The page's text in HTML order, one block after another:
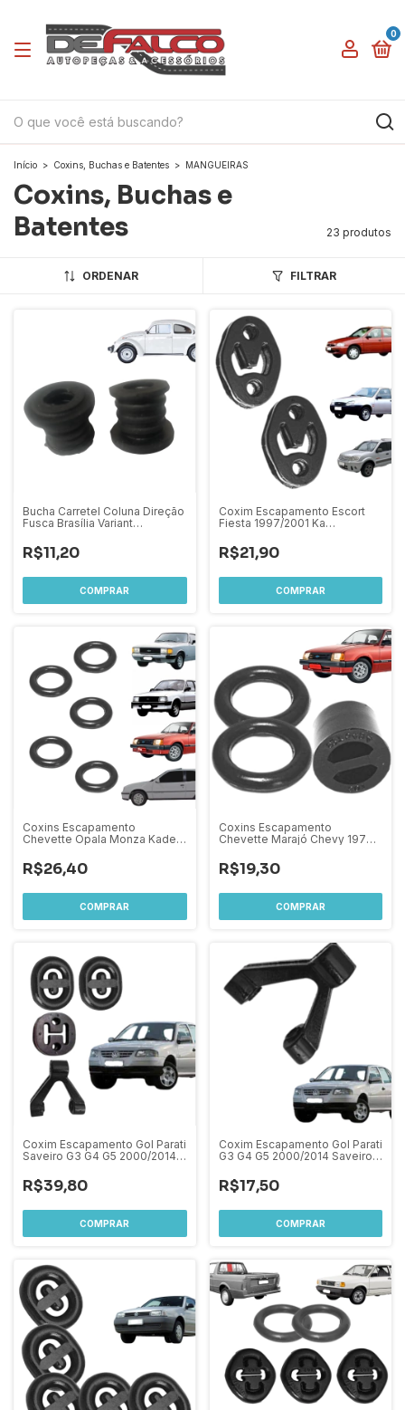
0
Início > Coxins, Buchas e Batentes > MANGUEIRAS
Coxins, Buchas e
Batentes
23 produtos
ORDENAR FILTRAR
Bucha Carretel Coluna Direção
Fusca Brasília Variant
1980/1994 Par
R$11,20
Coxim Escapamento Escort
Fiesta 1997/2001 Ka
2003/2012
R$21,90
Coxins Escapamento
Chevette Opala Monza Kadett
R$26,40
Coxins Escapamento
Chevette Marajó Chevy 1973
R$19,30
Coxim Escapamento Gol Parati
Saveiro G3 G4 G5 2000/2014
R$39,80
Coxim Escapamento Gol Parati
G3 G4 G5 2000/2014 Saveiro
R$17,50